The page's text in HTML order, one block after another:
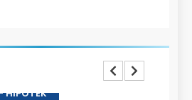
HIPOTEK